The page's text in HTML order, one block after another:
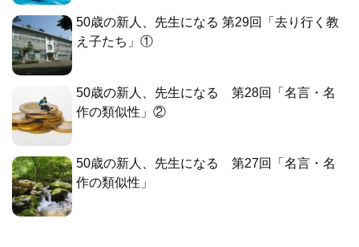
50歳の新人、先生になる 第29回「去り行く教
え子たち」①
50歳の新人、先生になる 第28回「名言・名
作の類似性」②
50歳の新人、先生になる 第27回「名言・名
作の類似性」